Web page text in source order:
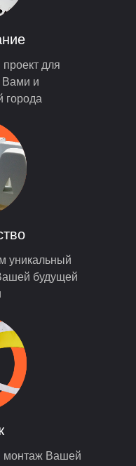
для
Вами и
города
уникальный
будущей
монтаж Вашей